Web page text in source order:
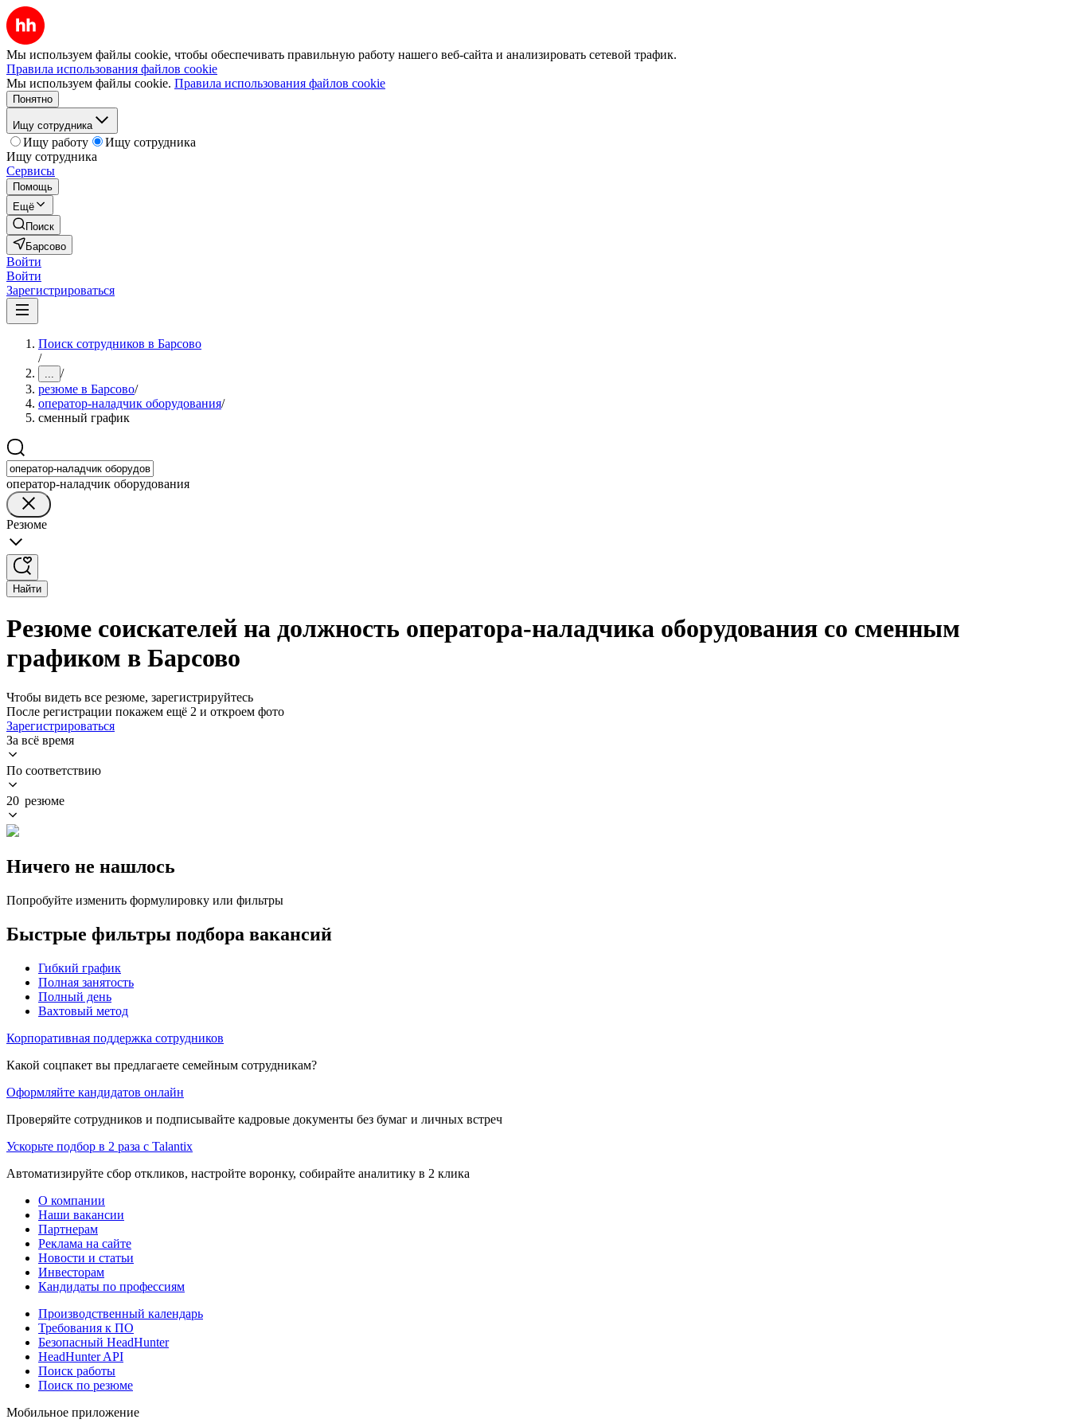
Мы используем файлы cookie, чтобы обеспечивать правильную работу нашего веб-сайта и анализировать сетевой трафик.
Правила использования файлов cookie
Мы используем файлы cookie. Правила использования файлов cookie
Понятно
Ищу сотрудника
Ищу работу
Ищу сотрудника
Ищу сотрудника
Сервисы
Помощь
Ещё
Поиск
Барсово
Войти
Войти
Зарегистрироваться
Поиск сотрудников в Барсово
/
... /
резюме в Барсово/
оператор-наладчик оборудования/
сменный график
оператор-наладчик оборудования
Резюме
Найти
Резюме соискателей на должность оператора-наладчика оборудования со сменным
графиком в Барсово
Чтобы видеть все резюме, зарегистрируйтесь
После регистрации покажем ещё 2 и откроем фото
Зарегистрироваться
За всё время
По соответствию
20 резюме
Ничего не нашлось
Попробуйте изменить формулировку или фильтры
Быстрые фильтры подбора вакансий
Гибкий график
Полная занятость
Полный день
Вахтовый метод
Корпоративная поддержка сотрудников
Какой соцпакет вы предлагаете семейным сотрудникам?
Оформляйте кандидатов онлайн
Проверяйте сотрудников и подписывайте кадровые документы без бумаг и личных встреч
Ускорьте подбор в 2 раза с Talantix
Автоматизируйте сбор откликов, настройте воронку, собирайте аналитику в 2 клика
О компании
Наши вакансии
Партнерам
Реклама на сайте
Новости и статьи
Инвесторам
Кандидаты по профессиям
Производственный календарь
Требования к ПО
Безопасный HeadHunter
HeadHunter API
Поиск работы
Поиск по резюме
Мобильное приложение